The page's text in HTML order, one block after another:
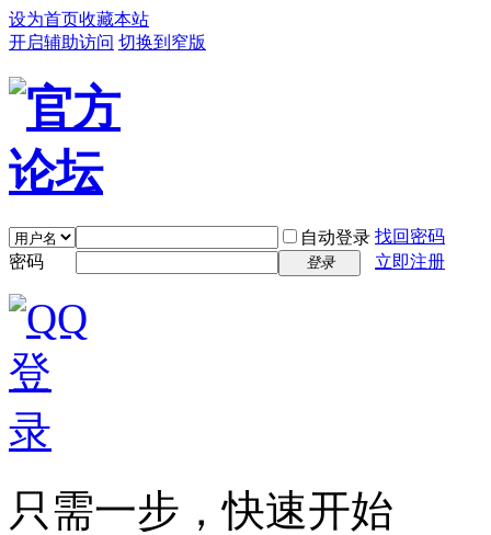
设为首页收藏本站
开启辅助访问 切换到窄版
自动登录 找回密码
密码
登录 立即注册
只需一步，快速开始